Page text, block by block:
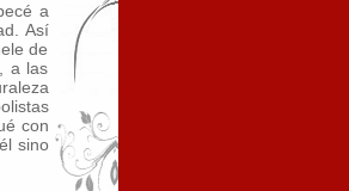
a
Así
de
a las
con
sino